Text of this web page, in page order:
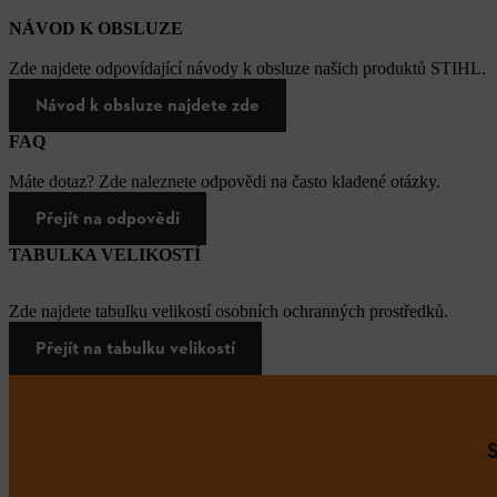
NÁVOD K OBSLUZE
Zde najdete odpovídající návody k obsluze našich produktů STIHL.
Návod k obsluze najdete zde
FAQ
Máte dotaz? Zde naleznete odpovědi na často kladené otázky.
Přejít na odpovědi
TABULKA VELIKOSTÍ
Zde najdete tabulku velikostí osobních ochranných prostředků.
Přejít na tabulku velikostí